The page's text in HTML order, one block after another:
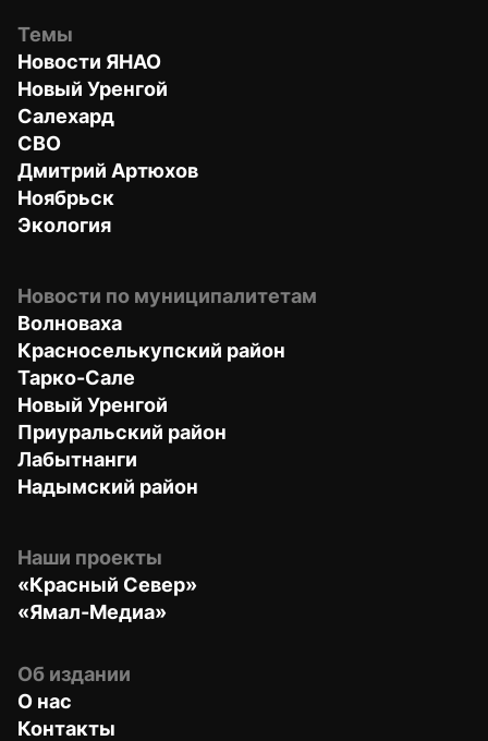
Темы
Новости ЯНАО
Новый Уренгой
Салехард
СВО
Дмитрий Артюхов
Ноябрьск
Экология
Новости по муниципалитетам
Волноваха
Красноселькупский район
Тарко-Сале
Новый Уренгой
Приуральский район
Лабытнанги
Надымский район
Наши проекты
«Красный Север»
«Ямал-Медиа»
Об издании
О нас
Контакты